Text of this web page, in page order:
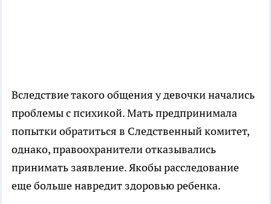
Вследствие такого общения у девочки начались
проблемы с психикой. Мать предпринимала
попытки обратиться в Следственный комитет,
однако, правоохранители отказывались
принимать заявление. Якобы расследование
еще больше навредит здоровью ребенка.